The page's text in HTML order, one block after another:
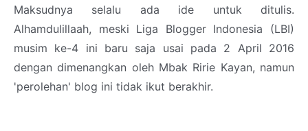
Maksudnya selalu ada ide untuk ditulis.
Alhamdulillaah, meski Liga Blogger Indonesia (LBI)
musim ke-4 ini baru saja usai pada 2 April 2016
dengan dimenangkan oleh Mbak Ririe Kayan, namun
'perolehan' blog ini tidak ikut berakhir.